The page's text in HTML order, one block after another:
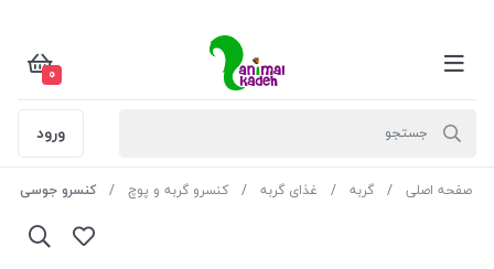
0
ورود
صفحه اصلی گربه غذای گربه کنسرو گربه و پوچ کنسرو جوسی کت